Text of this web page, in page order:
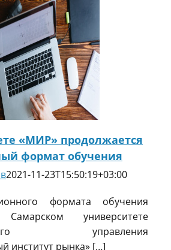
«МИР» продолжается
формат обучения
2021-11-23T15:50:19+03:00
формата обучения
университете
управления
институт рынка» […]